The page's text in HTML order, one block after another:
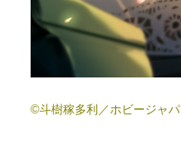
©斗樹稼多利／ホビージャ